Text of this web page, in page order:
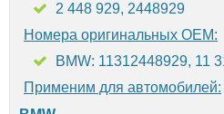
2 448 929, 2448929
Номера оригинальных OEM:
BMW: 11312448929, 11
Применим для автомобилей: